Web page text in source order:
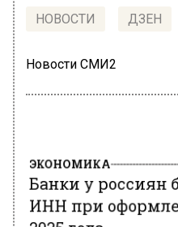
НОВОСТИ ДЗЕН
Новости СМИ2
Банки у россиян
ИНН при
2025 года